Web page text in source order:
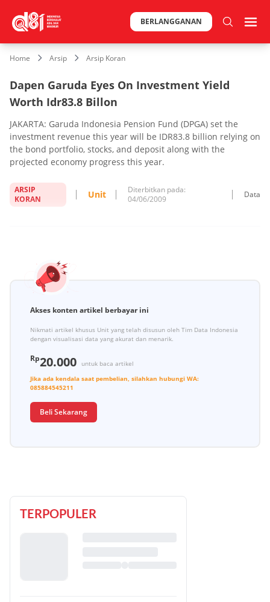
BERLANGGANAN
Home Arsip Arsip Koran
Dapen Garuda Eyes On Investment Yield
Worth Idr83.8 Billon
JAKARTA: Garuda Indonesia Pension Fund (DPGA) set the
investment revenue this year will be IDR83.8 billion relying on
the bond portfolio, stocks, and deposit along with the
projected economy progress this year.
ARSIP
KORAN
Unit
Diterbitkan pada:
04/06/2009
Data
Akses konten artikel berbayar ini
Nikmati artikel khusus Unit yang telah disusun oleh Tim Data Indonesia
dengan visualisasi data yang akurat dan menarik.
Rp20.000
untuk baca artikel
Jika ada kendala saat pembelian, silahkan hubungi WA:
085884545211
Beli Sekarang
TERPOPULER